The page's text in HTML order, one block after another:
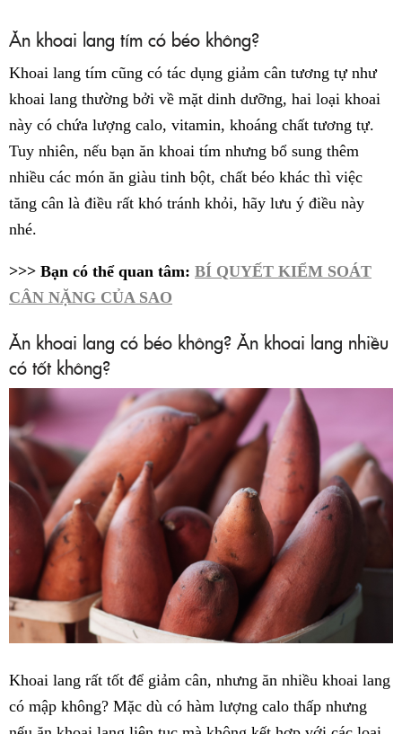
Ăn khoai lang tím có béo không?
Khoai lang tím cũng có tác dụng giảm cân tương tự như
khoai lang thường bởi về mặt dinh dưỡng, hai loại khoai
này có chứa lượng calo, vitamin, khoáng chất tương tự.
Tuy nhiên, nếu bạn ăn khoai tím nhưng bổ sung thêm
nhiều các món ăn giàu tinh bột, chất béo khác thì việc
tăng cân là điều rất khó tránh khỏi, hãy lưu ý điều này
nhé.
>>> Bạn có thể quan tâm: BÍ QUYẾT KIỂM SOÁT
CÂN NẶNG CỦA SAO
Ăn khoai lang có béo không? Ăn khoai lang nhiều
có tốt không?
Khoai lang rất tốt để giảm cân, nhưng ăn nhiều khoai lang
có mập không? Mặc dù có hàm lượng calo thấp nhưng